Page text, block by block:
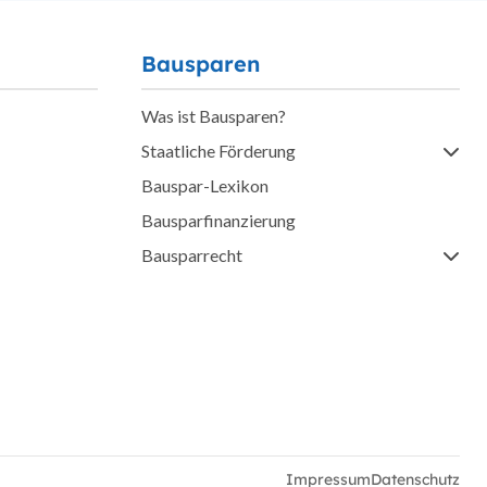
Bausparen
Was ist Bausparen?
Staatliche Förderung
Bauspar-Lexikon
Bausparfinanzierung
Bausparrecht
ImpressumDatenschutz